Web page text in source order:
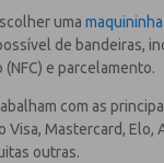
uma
de bandeiras,
e parcelamento.
com as
Visa, Mastercard, Elo,
outras.